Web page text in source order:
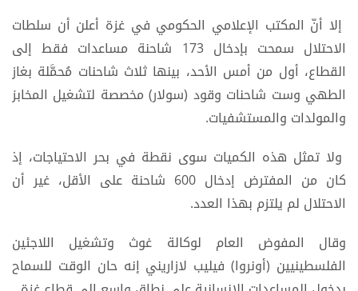
إلا أنّ المكتب الإعلامي الحكومي في غزة أعلن أن سلطات
الاحتلال سمحت بإدخال 173 شاحنة مساعدات فقط إلى
القطاع، أول من أمس الأحد، بينها ثلاث شاحنات مُحمَّلة بغاز
الطهي وست شاحنات وقود (سولار) مخصصة لتشغيل المخابز
والمولدات والمستشفيات.
ولا تمثل هذه الكميات سوى نقطة في بحر الاحتياجات، إذ
كان من المفترض إدخال 600 شاحنة على الأقل، غير أن
الاحتلال لم يلتزم بهذا العدد.
وقال المفوض العام لوكالة غوث وتشغيل اللاجئين
الفلسطينيين (أونروا) فيليب لازاريني إنه حان الوقت للسماح